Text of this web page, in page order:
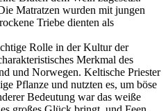
Matratzen wurden mit jungen
Triebe dienten als
Rolle in der Kultur der
Merkmal des
und Norwegen. Keltische Priester
Pflanze und nutzten es, um böse
Bedeutung war das weiße